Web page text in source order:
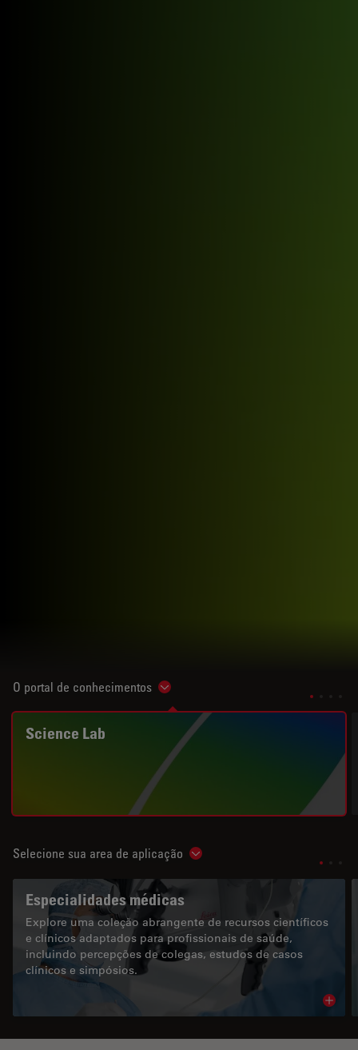
O portal de conhecimentos Show subnavigation
Science Lab
Selecione sua area de aplicação Show subnavigation
Especialidades médicas
Explore uma coleção abrangente de recursos científicos
e clínicos adaptados para profissionais de saúde,
incluindo percepções de colegas, estudos de casos
clínicos e simpósios.